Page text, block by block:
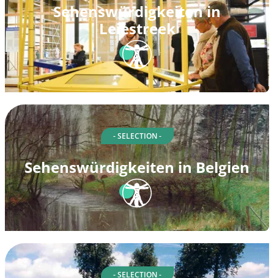
Sehenswürdigkeiten in
Leiestreek
- SELECTION -
Sehenswürdigkeiten in Belgien
- SELECTION -